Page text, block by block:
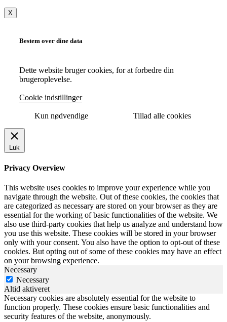
X
Bestem over dine data
Dette website bruger cookies, for at forbedre din
brugeroplevelse.
Cookie indstillinger
Kun nødvendige Tillad alle cookies
Luk
Privacy Overview
This website uses cookies to improve your experience while you
navigate through the website. Out of these cookies, the cookies that
are categorized as necessary are stored on your browser as they are
essential for the working of basic functionalities of the website. We
also use third-party cookies that help us analyze and understand how
you use this website. These cookies will be stored in your browser
only with your consent. You also have the option to opt-out of these
cookies. But opting out of some of these cookies may have an effect
on your browsing experience.
Necessary
Necessary
Altid aktiveret
Necessary cookies are absolutely essential for the website to
function properly. These cookies ensure basic functionalities and
security features of the website, anonymously.